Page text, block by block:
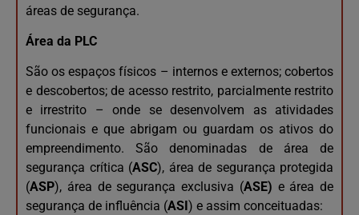
áreas de segurança.
Área da PLC
São os espaços físicos – internos e externos; cobertos
e descobertos; de acesso restrito, parcialmente restrito
e irrestrito – onde se desenvolvem as atividades
funcionais e que abrigam ou guardam os ativos do
empreendimento. São denominadas de área de
segurança crítica (ASC), área de segurança protegida
(ASP), área de segurança exclusiva (ASE) e área de
segurança de influência (ASI ) e assim conceituadas: